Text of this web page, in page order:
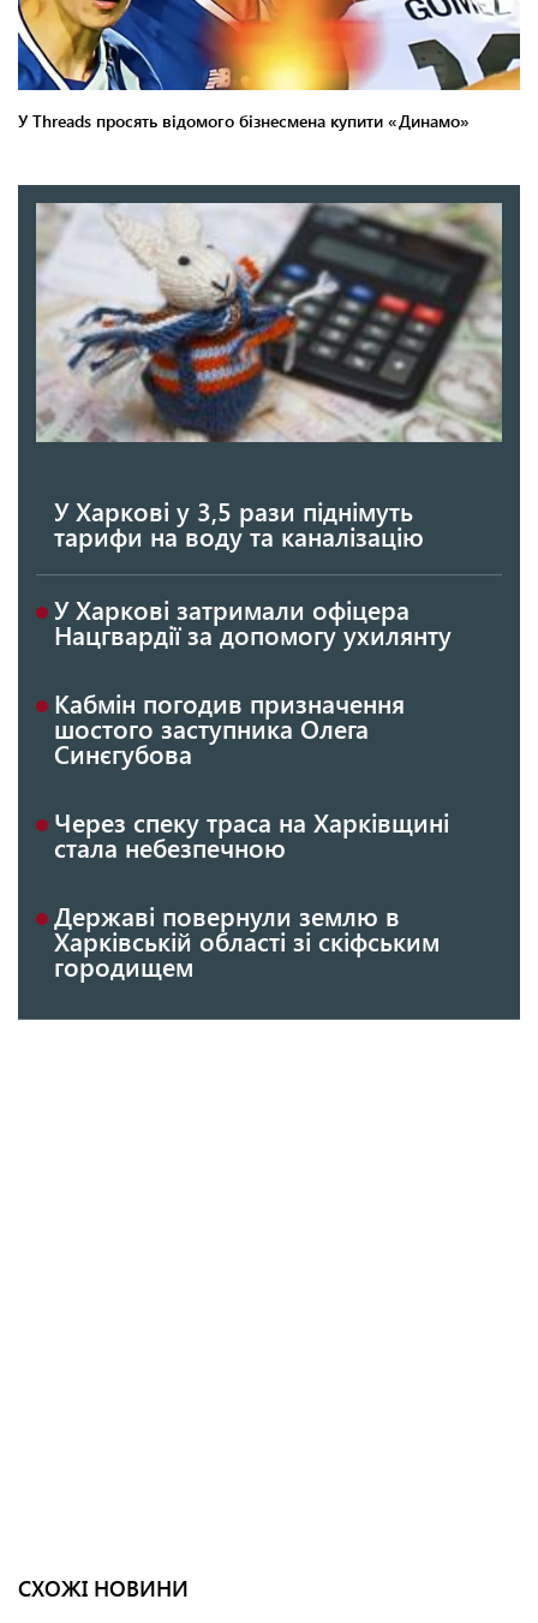
У Харкові у 3,5 рази піднімуть
тарифи на воду та каналізацію
У Харкові затримали офіцера
Нацгвардії за допомогу ухилянту
Кабмін погодив призначення
шостого заступника Олега
Синєгубова
Через спеку траса на Харківщині
стала небезпечною
Державі повернули землю в
Харківській області зі скіфським
городищем
СХОЖІ НОВИНИ